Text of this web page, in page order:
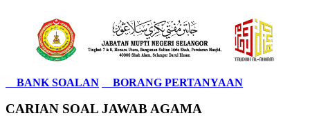
BANK SOALAN BORANG PERTANYAAN
CARIAN SOAL JAWAB AGAMA